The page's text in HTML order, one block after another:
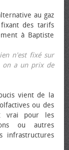
au gaz
des tarifs
à Baptiste
n'est fixé sur
on a un prix de
vient de la
ou des
vrai pour les
ou autres
infrastructures